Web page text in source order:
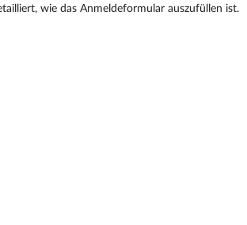
wie das Anmeldeformular auszufüllen ist.